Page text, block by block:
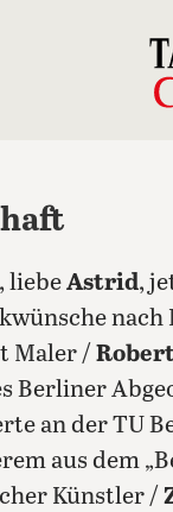
liebeAstrid,
nach
Maler /
Berliner
an der TU
aus dem
Künstler /